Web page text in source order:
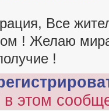
Все
! Желаю
!
этом